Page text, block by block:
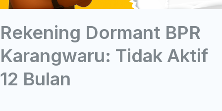
Rekening Dormant BPR
Karangwaru: Tidak Aktif
12 Bulan